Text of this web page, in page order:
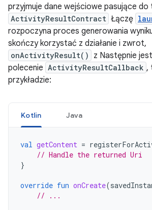
przyjmuje dane wejściowe pasujące do
ActivityResultContract Łączę
rozpoczyna proces generowania
skończy korzystać z działanie i zwrot,
onActivityResult()
z Następnie
polecenie ActivityResultCallback ,
przykładzie:
Kotlin Java
val getContent =
// Handle the returned Uri
}
override fun onCreate(
// ...